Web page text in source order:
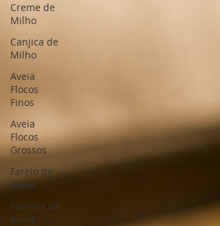
Creme de
Milho
Canjica de
Milho
Aveia
Flocos
Finos
Aveia
Flocos
Grossos
Farelo de
Aveia
Farinha de
Aveia